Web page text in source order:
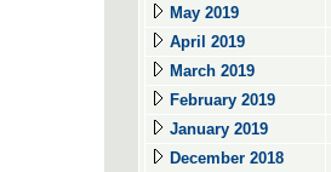
May 2019
April 2019
March 2019
February 2019
January 2019
December 2018